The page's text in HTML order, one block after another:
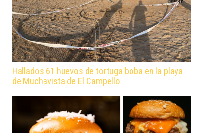
Hallados 61 huevos de tortuga boba en la playa
de Muchavista de El Campello